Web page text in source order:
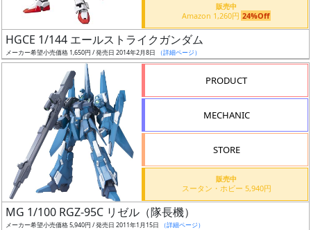
割
引
店
舗
販売中
Amazon 1,260円 24%Off
HGCE 1/144 エールストライクガンダム
メーカー希望小売価格 1,650円 / 発売日 2014年2月8日 （詳細ページ）
PRODUCT
MECHANIC
STORE
販売中
スータン・ホビー 5,940円
MG 1/100 RGZ-95C リゼル（隊長機）
メーカー希望小売価格 5,940円 / 発売日 2011年1月15日 （詳細ページ）